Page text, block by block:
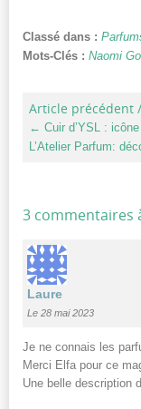
Classé dans :
Mots-Clés : Naomi
Article précédent
← Cuir d’YSL :
L’Atelier Parfum:
3 commentaires
Laure
Le 28 mai 2023
Je ne connais les
Merci Elfa pour ce
Une belle description